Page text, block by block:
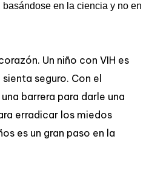
en la ciencia y no en
Un niño con VIH es
seguro. Con el
barrera para darle una
erradicar los miedos
es un gran paso en la